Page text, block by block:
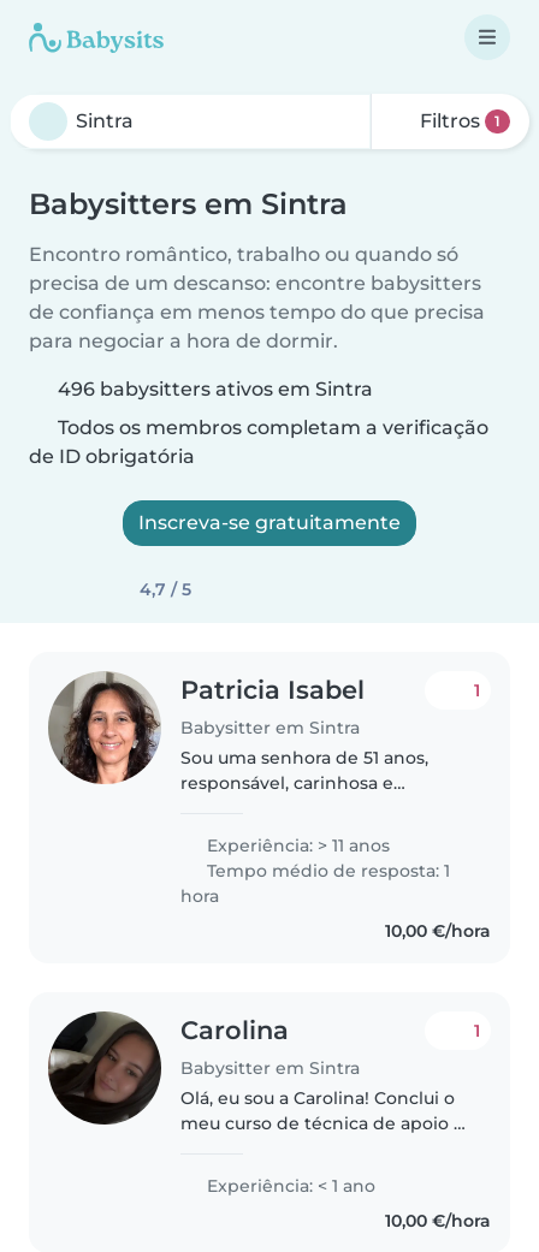
Filtros 1
Babysitters em Sintra
Encontro romântico, trabalho ou quando só
precisa de um descanso: encontre babysitters
de confiança em menos tempo do que precisa
para negociar a hora de dormir.
496 babysitters ativos em Sintra
Todos os membros completam a verificação
de ID obrigatória
Inscreva-se gratuitamente
4,7 / 5
Patricia Isabel
Babysitter em Sintra
1
Sou uma senhora de 51 anos,
responsável, carinhosa e
afinidade com crianças. Fui mãe
aos 22 anos e pude acompanhar
muito de perto o crescimento
em tenra idade..
Experiência: > 11 anos
Tempo médio de resposta: 1
hora
10,00 €/hora
Carolina
Babysitter em Sintra
1
Olá, eu sou a Carolina! Conclui o
meu curso de técnica de apoio à
pessoa dinâmica, organizada e
Experiência: < 1 ano
10,00 €/hora